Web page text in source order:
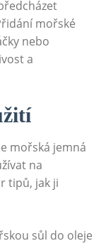
mořské
nebo
a
mořská jemná
na
tipů, jak ji
sůl do oleje